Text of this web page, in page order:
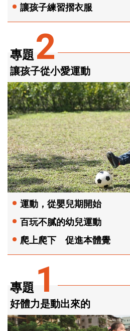
專題 1
好體力是動出來的
專題2
讓孩子從小愛運動
運動，從嬰兒期開始
百玩不膩的幼兒運動
爬上爬下 促進本體覺
讓孩子練習摺衣服